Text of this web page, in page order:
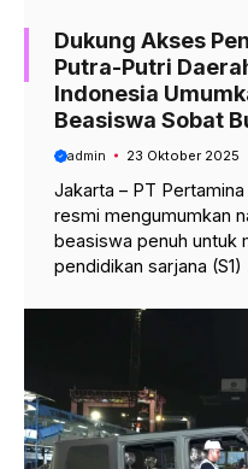
Dukung Akses
Putra-Putri
Indonesia
Beasiswa Sobat
admin 23 Oktober 2025
Jakarta – PT
resmi mengumumkan
beasiswa penuh untuk
pendidikan sarjana (S1)